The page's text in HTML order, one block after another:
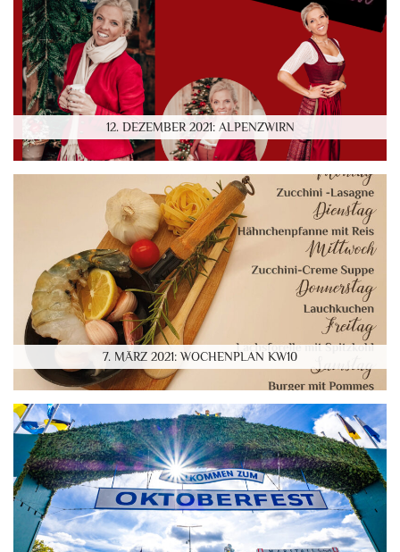
12. DEZEMBER 2021: ALPENZWIRN
7. MÄRZ 2021: WOCHENPLAN KW10